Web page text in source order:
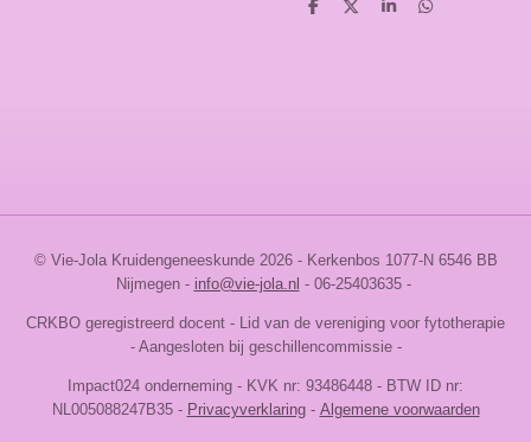
D
D
S
D
© Vie-Jola Kruidengeneeskunde 2026 - Kerkenbos 1077-N 6546 BB
Nijmegen- info@vie-jola.nl - 06-25403635 -
CRKBO geregistreerd docent - Lid van de vereniging voor fytotherapie
- Aangesloten bij geschillencommissie -
Impact024 onderneming - KVK nr: 93486448 - BTW ID nr:
NL005088247B35 - Privacyverklaring- Algemene voorwaarden